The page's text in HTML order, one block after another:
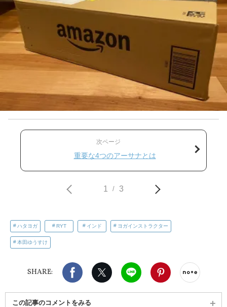
次ページ
重要な4つのアーサナとは
1 / 3
ハタヨガ RYT インド ヨガインストラクター
本田ゆうすけ
SHARE:
Facebook X（旧twitter）
LINE Pinterest
この記事のコメントをみる